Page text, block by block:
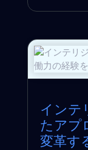
インテ
たアプ
変革す